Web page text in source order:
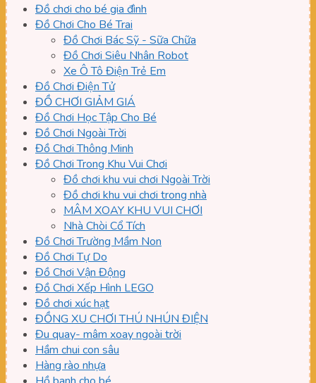
Đồ chơi cho bé gia đình
Đồ Chơi Cho Bé Trai
Đồ Chơi Bác Sỹ - Sữa Chữa
Đồ Chơi Siêu Nhân Robot
Xe Ô Tô Điện Trẻ Em
Đồ Chơi Điện Tử
ĐỒ CHƠI GIẢM GIÁ
Đồ Chơi Học Tập Cho Bé
Đồ Chơi Ngoài Trời
Đồ Chơi Thông Minh
Đồ Chơi Trong Khu Vui Chơi
Đồ chơi khu vui chơi Ngoài Trời
Đồ chơi khu vui chơi trong nhà
MÂM XOAY KHU VUI CHƠI
Nhà Chòi Cổ Tích
Đồ Chơi Trường Mầm Non
Đồ Chơi Tự Do
Đồ Chơi Vận Động
Đồ Chơi Xếp Hình LEGO
Đồ chơi xúc hạt
ĐỒNG XU CHƠI THÚ NHÚN ĐIỆN
Đu quay- mâm xoay ngoài trời
Hầm chui con sâu
Hàng rào nhựa